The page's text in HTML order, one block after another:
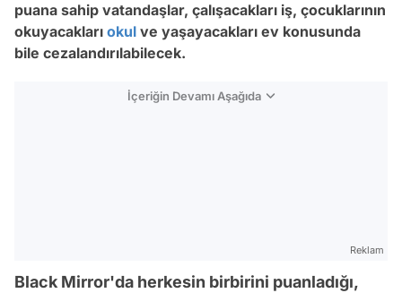
puana sahip vatandaşlar, çalışacakları iş, çocuklarının
okuyacakları okul ve yaşayacakları ev konusunda
bile cezalandırılabilecek.
İçeriğin Devamı Aşağıda
Reklam
Black Mirror'da herkesin birbirini puanladığı,